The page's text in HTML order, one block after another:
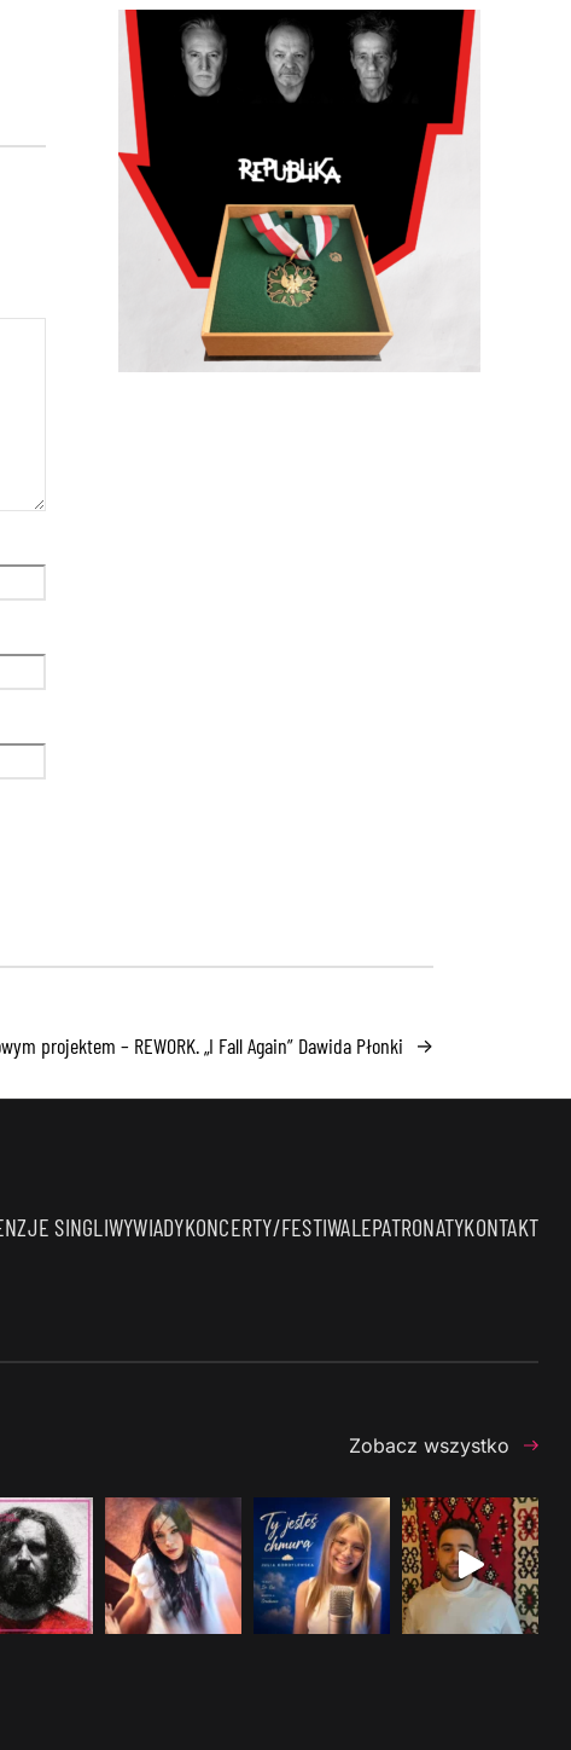
projektem – REWORK. „I Fall Again” Dawida Płonki →
SINGLIWYWIADYKONCERTY/FESTIWALEPATRONATYKONTAKT
Zobacz wszystko